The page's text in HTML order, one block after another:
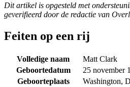
Dit artikel is opgesteld met
geverifieerd door de redactie van
Feiten op een rij
Volledige naam
Matt Clark
Geboortedatum
25 november
Geboorteplaats
Washington,